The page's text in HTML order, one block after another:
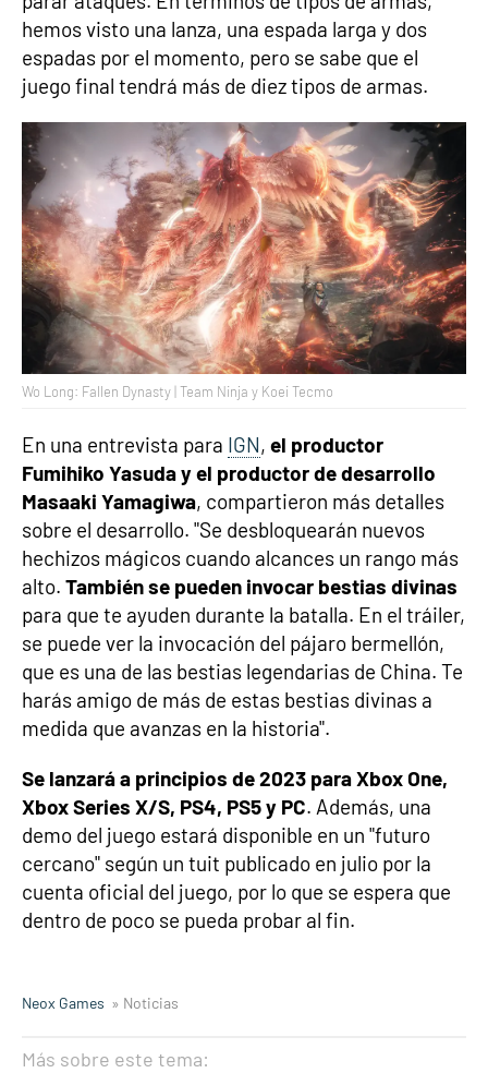
hemos visto una lanza, una espada larga y dos
espadas por el momento, pero se sabe que el
juego final tendrá más de diez tipos de armas.
Wo Long: Fallen Dynasty | Team Ninja y Koei Tecmo
En una entrevista para IGN, el productor
Fumihiko Yasuda y el productor de desarrollo
Masaaki Yamagiwa, compartieron más detalles
sobre el desarrollo. "Se desbloquearán nuevos
hechizos mágicos cuando alcances un rango más
alto. También se pueden invocar bestias divinas
para que te ayuden durante la batalla. En el tráiler,
se puede ver la invocación del pájaro bermellón,
que es una de las bestias legendarias de China. Te
harás amigo de más de estas bestias divinas a
medida que avanzas en la historia".
Se lanzará a principios de 2023 para Xbox One,
Xbox Series X/S, PS4, PS5 y PC. Además, una
demo del juego estará disponible en un "futuro
cercano" según un tuit publicado en julio por la
cuenta oficial del juego, por lo que se espera que
dentro de poco se pueda probar al fin.
Neox Games » Noticias
Más sobre este tema: